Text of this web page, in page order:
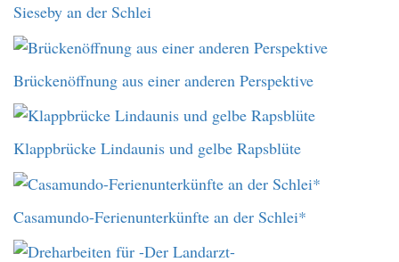
Sieseby an der Schlei
Brückenöffnung aus einer anderen Perspektive
Klappbrücke Lindaunis und gelbe Rapsblüte
Casamundo-Ferienunterkünfte an der Schlei*